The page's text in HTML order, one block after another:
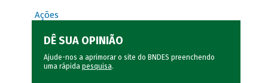
Ações
DÊ SUA OPINIÃO
Ajude-nos a aprimorar o site do BNDES preenchendo
uma rápida pesquisa.